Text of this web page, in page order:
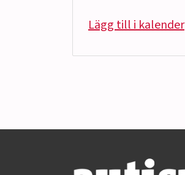
Lägg till i kalender